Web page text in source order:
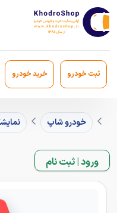
ثبت خودرو خرید خودرو
خودرو شاپ
ورود | ثبت نام